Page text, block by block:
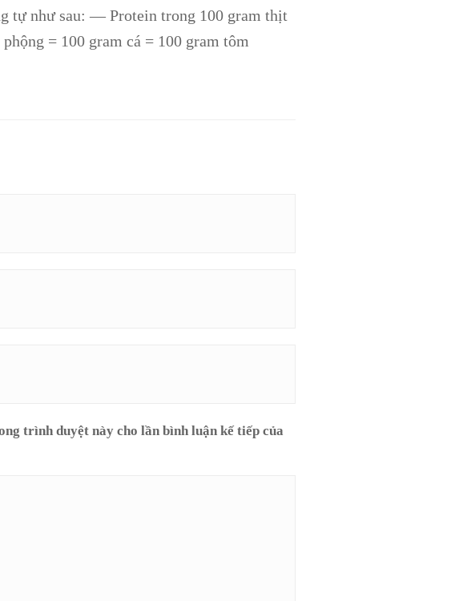
tự như sau: — Protein trong 100 gram thịt
= 100 gram cá = 100 gram tôm
trình duyệt này cho lần bình luận kế tiếp của